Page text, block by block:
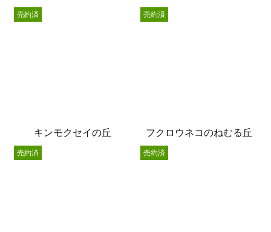
キンモクセイの丘
売約済
フクロウネコのねむる丘
売約済
売約済 売約済